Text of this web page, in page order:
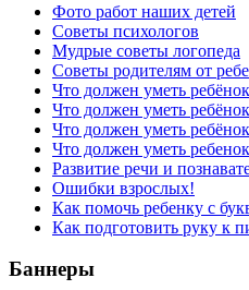
Фото работ наших детей
Советы психологов
Мудрые советы логопеда
Советы родителям от
Что должен уметь
Что должен уметь
Что должен уметь
Что должен уметь
Развитие речи и
Ошибки взрослых!
Как помочь ребенку с
Как подготовить руку к
Баннеры